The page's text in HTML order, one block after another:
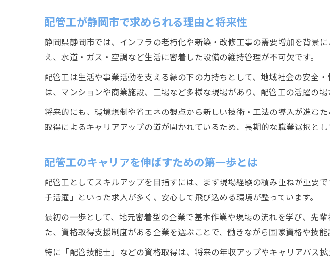
配管工で手に職を
未経験でも配管工
配管工のスキルア
配管工の成長につ
配管工が資格取得
配管工の資格が年
配管工が目指すべ
資格取得で配管工
配管工の年収向上
配管工が静岡市で求められる理由と将来性
静岡県静岡市では、インフラの老朽化や新築・改修工事の需要増加を背景
え、水道・ガス・空調など生活に密着した設備の維持管理が不可欠です。
配管工は生活や事業活動を支える縁の下の力持ちとして、地域社会の安全
は、マンションや商業施設、工場など多様な現場があり、配管工の活躍の場
将来的にも、環境規制や省エネの観点から新しい技術・工法の導入が進む
取得によるキャリアアップの道が開かれているため、長期的な職業選択とし
配管工のキャリアを伸ばすための第一歩とは
配管工としてスキルアップを目指すには、まず現場経験の積み重ねが重要
手活躍」といった求人が多く、安心して飛び込める環境が整っています。
最初の一歩として、地元密着型の企業で基本作業や現場の流れを学び、先
た、資格取得支援制度がある企業を選ぶことで、働きながら国家資格や技能
特に「配管技能士」などの資格取得は、将来の年収アップやキャリアパス